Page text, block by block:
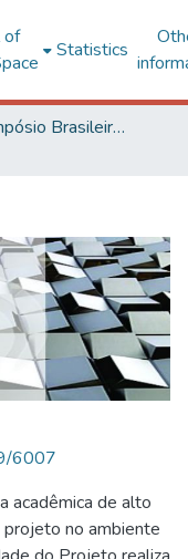
Statistics
SBQP - Simpósio Brasileiro de Qualidade do Projeto no Ambiente Construído
6007
acadêmica de alto
no ambiente